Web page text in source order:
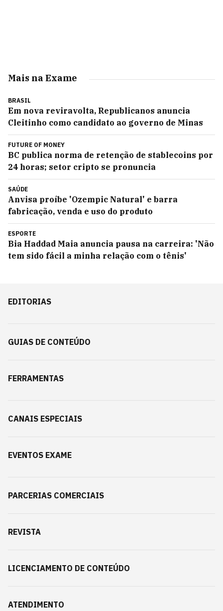
Mais na Exame
BRASIL
Em nova reviravolta, Republicanos anuncia
Cleitinho como candidato ao governo de Minas
FUTURE OF MONEY
BC publica norma de retenção de stablecoins por
24 horas; setor cripto se pronuncia
SAÚDE
Anvisa proíbe 'Ozempic Natural' e barra
fabricação, venda e uso do produto
ESPORTE
Bia Haddad Maia anuncia pausa na carreira: 'Não
tem sido fácil a minha relação com o tênis'
EDITORIAS
GUIAS DE CONTEÚDO
FERRAMENTAS
CANAIS ESPECIAIS
EVENTOS EXAME
PARCERIAS COMERCIAIS
REVISTA
LICENCIAMENTO DE CONTEÚDO
ATENDIMENTO